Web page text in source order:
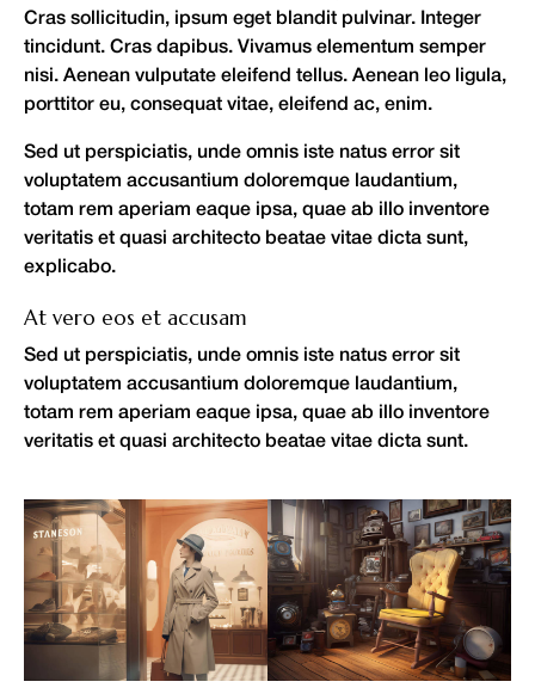
Cras sollicitudin, ipsum eget blandit pulvinar. Integer
tincidunt. Cras dapibus. Vivamus elementum semper
nisi. Aenean vulputate eleifend tellus. Aenean leo ligula,
porttitor eu, consequat vitae, eleifend ac, enim.
Sed ut perspiciatis, unde omnis iste natus error sit
voluptatem accusantium doloremque laudantium,
totam rem aperiam eaque ipsa, quae ab illo inventore
veritatis et quasi architecto beatae vitae dicta sunt,
explicabo.
At vero eos et accusam
Sed ut perspiciatis, unde omnis iste natus error sit
voluptatem accusantium doloremque laudantium,
totam rem aperiam eaque ipsa, quae ab illo inventore
veritatis et quasi architecto beatae vitae dicta sunt.